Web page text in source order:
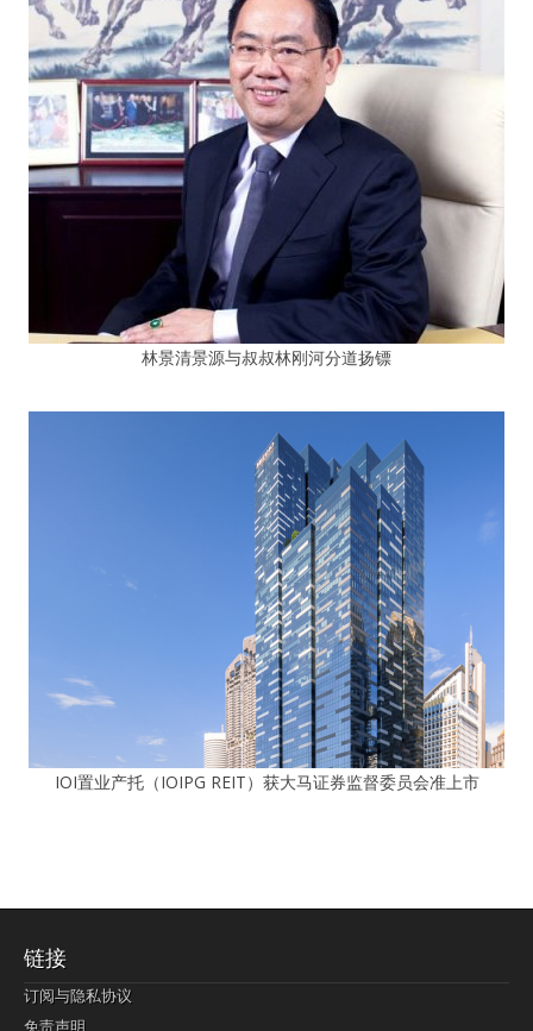
林景清景源与叔叔林刚河分道扬镖
IOI置业产托（IOIPG REIT）获大马证券监督委员会准上市
链接
订阅与隐私协议
免责声明